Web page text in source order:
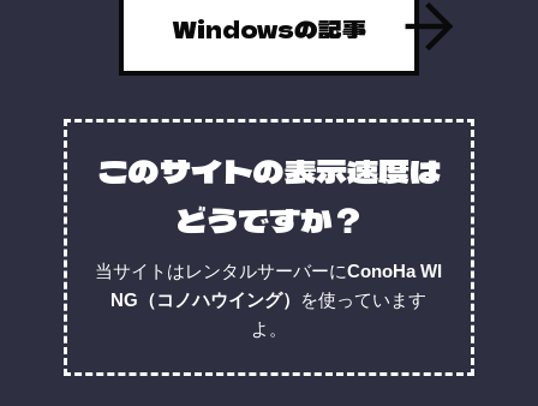
Windowsの記事
このサイトの表示速度は
どうですか？
当サイトはレンタルサーバーにConoHa WI
NG（コノハウイング） を使っています
よ。